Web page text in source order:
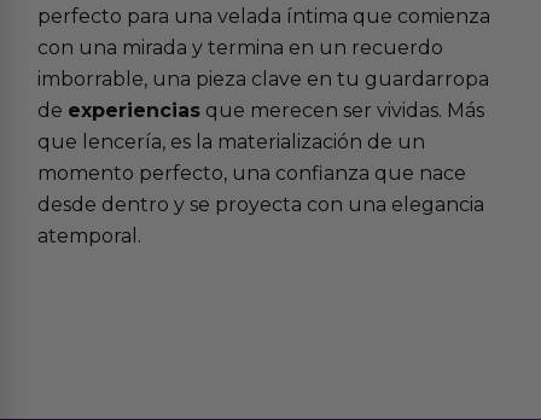
perfecto para una velada íntima que comienza
con una mirada y termina en un recuerdo
imborrable, una pieza clave en tu guardarropa
de experiencias que merecen ser vividas. Más
que lencería, es la materialización de un
momento perfecto, una confianza que nace
desde dentro y se proyecta con una elegancia
atemporal.